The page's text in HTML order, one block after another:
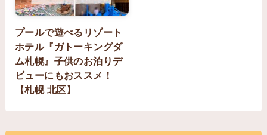
プールで遊べるリゾート
ホテル『ガトーキングダ
ム札幌』子供のお泊りデ
ビューにもおススメ！
【札幌 北区】